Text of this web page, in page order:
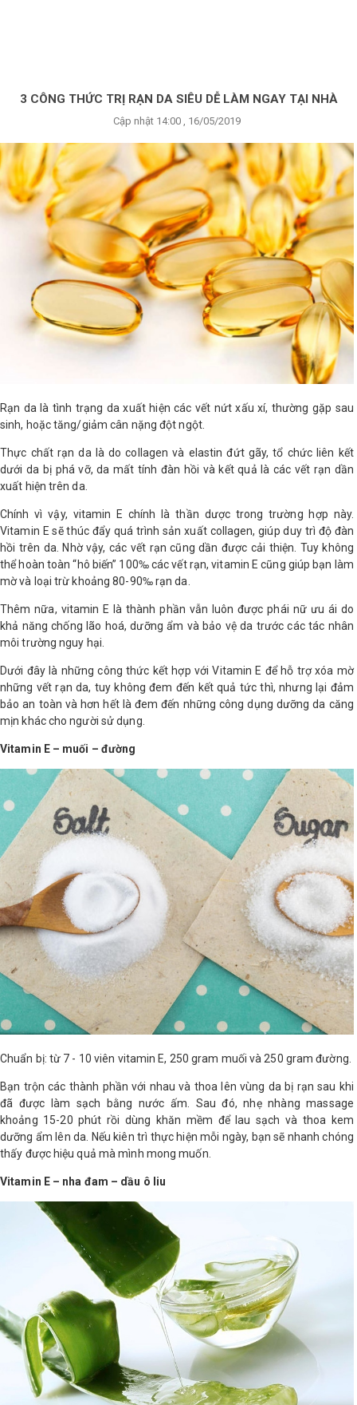
Shop All Brand A-
3 CÔNG THỨC TRỊ RẠN DA SIÊU DỄ LÀM NGAY TẠI NHÀ
Cập nhật 14:00 , 16/05/2019
Rạn da là tình trạng da xuất hiện các vết nứt xấu xí, thường gặp sau
sinh, hoặc tăng/giảm cân nặng đột ngột.
Thực chất rạn da là do collagen và elastin đứt gãy, tổ chức liên kết
dưới da bị phá vỡ, da mất tính đàn hồi và kết quả là các vết rạn dần
xuất hiện trên da.
Chính vì vậy, vitamin E chính là thần dược trong trường hợp này.
Vitamin E sẽ thúc đẩy quá trình sản xuất collagen, giúp duy trì độ đàn
hồi trên da. Nhờ vậy, các vết rạn cũng dần được cải thiện. Tuy không
thể hoàn toàn “hô biến” 100‰ các vết rạn, vitamin E cũng giúp bạn làm
mờ và loại trừ khoảng 80-90‰ rạn da.
Thêm nữa, vitamin E là thành phần vẫn luôn được phái nữ ưu ái do
khả năng chống lão hoá, dưỡng ẩm và bảo vệ da trước các tác nhân
môi trường nguy hại.
Dưới đây là những công thức kết hợp với Vitamin E để hỗ trợ xóa mờ
những vết rạn da, tuy không đem đến kết quả tức thì, nhưng lại đảm
bảo an toàn và hơn hết là đem đến những công dụng dưỡng da căng
mịn khác cho người sử dụng.
Vitamin E – muối – đường
Chuẩn bị: từ 7 - 10 viên vitamin E, 250 gram muối và 250 gram đường.
Bạn trộn các thành phần với nhau và thoa lên vùng da bị rạn sau khi
đã được làm sạch bằng nước ấm. Sau đó, nhẹ nhàng massage
khoảng 15-20 phút rồi dùng khăn mềm để lau sạch và thoa kem
dưỡng ẩm lên da. Nếu kiên trì thực hiện mỗi ngày, bạn sẽ nhanh chóng
thấy được hiệu quả mà mình mong muốn.
Vitamin E – nha đam – dầu ô liu